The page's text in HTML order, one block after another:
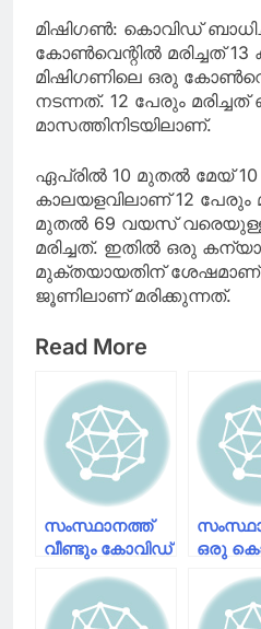
മിഷിഗണ്‍: കൊവിഡ്
കോണ്‍വെന്റില്‍ മരിച്ചത്
മിഷിഗണിലെ ഒരു
നടന്നത്. 12 പേരും മരിച്ചത്
മാസത്തിനിടയിലാണ്.
ഏപ്രില്‍ 10 മുതല്‍ മേയ്
കാലയളവിലാണ് 12 പേരും
മുതല്‍ 69 വയസ് വരെയുള്ള
മരിച്ചത്. ഇതില്‍ ഒരു
മുക്തയായതിന് ശേഷമാണ്
ജൂണിലാണ് മരിക്കുന്നത്.
Read More
സംസ്ഥാനത്ത്
വീണ്ടും കോവിഡ്
മരണം: മരിച്ചത്
എറണാകുളം
സ്വദേശി
ഒരു
മരണം